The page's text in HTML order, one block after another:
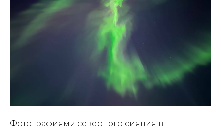
Фотографиями северного сияния в